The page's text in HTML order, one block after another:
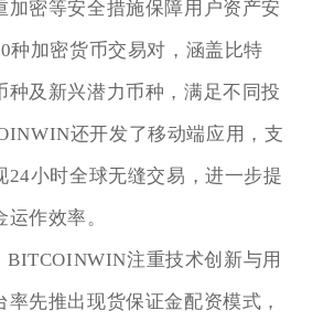
加密等安全措施保障用户资产安
种加密货币交易对，涵盖比特
种及新兴潜力币种，满足不同投
还开发了移动端应用，支
24小时全球无缝交易，进一步提
作效率。
BITCOINWIN注重技术创新与用
率先推出现货保证金配资模式，